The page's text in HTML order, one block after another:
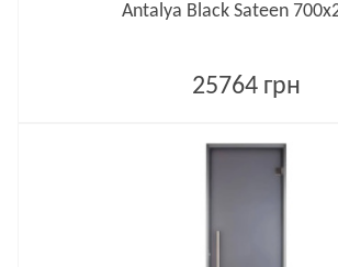
Antalya Black Sateen
25764 грн